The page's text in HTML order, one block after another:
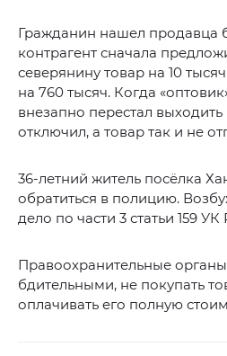
Гражданин нашел продавца
контрагент сначала
северянину товар на 10
на 760 тысяч. Когда
внезапно перестал выходить
отключил, а товар так и не
36-летний житель посёлка
обратиться в полицию.
дело по части 3 статьи 159
Правоохранительные
бдительными, не покупать
оплачивать его полную